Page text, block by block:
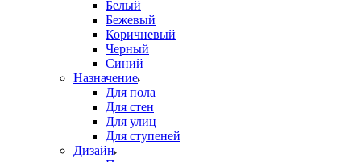
Белый
Бежевый
Коричневый
Черный
Синий
Назначение
Для пола
Для стен
Для улиц
Для ступеней
Дизайн